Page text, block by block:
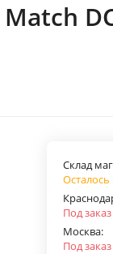
Склад
Под заказ
Москва:
Под заказ